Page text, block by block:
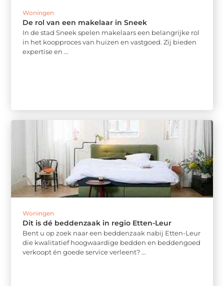
Woningen
De rol van een makelaar in Sneek
In de stad Sneek spelen makelaars een belangrijke rol
in het koopproces van huizen en vastgoed. Zij bieden
expertise en ...
Woningen
Dit is dé beddenzaak in regio Etten-Leur
Bent u op zoek naar een beddenzaak nabij Etten-Leur
die kwalitatief hoogwaardige bedden en beddengoed
verkoopt én goede service verleent? ...